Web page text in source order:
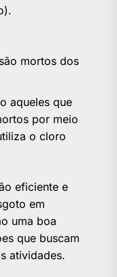
mortos dos
aqueles que
por meio
o cloro
eficiente e
em
uma boa
que buscam
atividades.